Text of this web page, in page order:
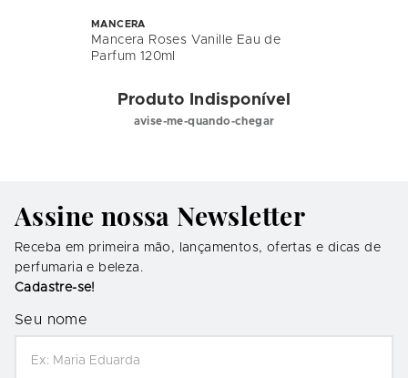
MANCERA
Mancera Roses Vanille Eau de
Parfum 120ml
Produto Indisponível
avise-me-quando-chegar
Assine nossa Newsletter
Receba em primeira mão, lançamentos, ofertas e dicas de
perfumaria e beleza.
Cadastre-se!
Seu nome